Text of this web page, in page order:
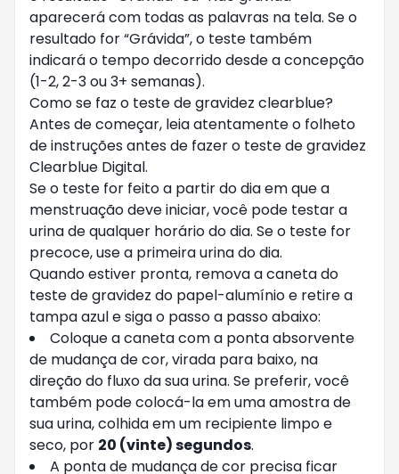
aparecerá com todas as palavras na tela. Se o
resultado for “Grávida”, o teste também
indicará o tempo decorrido desde a concepção
(1-2, 2-3 ou 3+ semanas).
Como se faz o teste de gravidez clearblue?
Antes de começar, leia atentamente o folheto
de instruções antes de fazer o teste de gravidez
Clearblue Digital.
Se o teste for feito a partir do dia em que a
menstruação deve iniciar, você pode testar a
urina de qualquer horário do dia. Se o teste for
precoce, use a primeira urina do dia.
Quando estiver pronta, remova a caneta do
teste de gravidez do papel-alumínio e retire a
tampa azul e siga o passo a passo abaixo:
Coloque a caneta com a ponta absorvente
de mudança de cor, virada para baixo, na
direção do fluxo da sua urina. Se preferir, você
também pode colocá-la em uma amostra de
sua urina, colhida em um recipiente limpo e
seco, por 20 (vinte) segundos.
A ponta de mudança de cor precisa ficar